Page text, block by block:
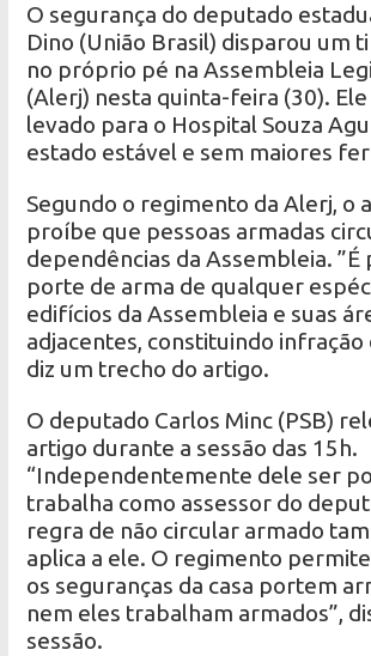
O segurança do deputado
Dino (União Brasil) disparou um
no próprio pé na Assembleia
(Alerj) nesta quinta-feira (30).
levado para o Hospital Souza
estado estável e sem maiores
Segundo o regimento da Alerj, o
proíbe que pessoas armadas
dependências da Assembleia. ”É
porte de arma de qualquer
edifícios da Assembleia e suas
adjacentes, constituindo infração
diz um trecho do artigo.
O deputado Carlos Minc (PSB)
artigo durante a sessão das 15h.
“Independentemente dele ser
trabalha como assessor do
regra de não circular armado
aplica a ele. O regimento
os seguranças da casa portem
nem eles trabalham armados”,
sessão.